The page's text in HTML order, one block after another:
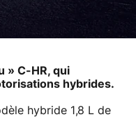
» C-HR, qui
hybrides.
hybride 1,8 L de